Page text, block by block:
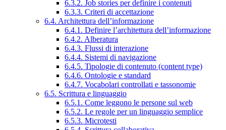
6.3.2. Job stories per definire i contenuti
6.3.3. Criteri di accettazione
6.4. Architettura dell’informazione
6.4.1. Definire l’architettura dell’informazione
6.4.2. Alberatura
6.4.3. Flussi di interazione
6.4.4. Sistemi di navigazione
6.4.5. Tipologie di contenuto (content type)
6.4.6. Ontologie e standard
6.4.7. Vocabolari controllati e tassonomie
6.5. Scrittura e linguaggio
6.5.1. Come leggono le persone sul web
6.5.2. Le regole per un linguaggio semplice
6.5.3. Microtesti